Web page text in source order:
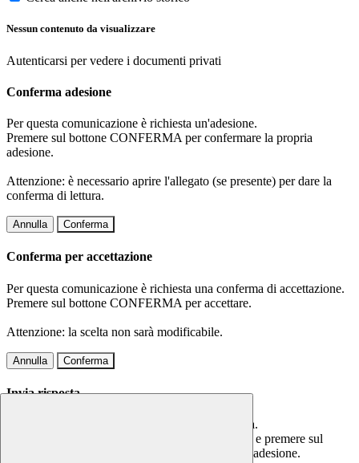
Nessun contenuto da visualizzare
Autenticarsi per vedere i documenti privati
Conferma adesione
Per questa comunicazione è richiesta un'adesione.
Premere sul bottone CONFERMA per confermare la propria
adesione.
Attenzione: è necessario aprire l'allegato (se presente) per dare la
conferma di lettura.
Annulla Conferma
Conferma per accettazione
Per questa comunicazione è richiesta una conferma di accettazione.
Premere sul bottone CONFERMA per accettare.
Attenzione: la scelta non sarà modificabile.
Annulla Conferma
Invia risposta
Per questa comunicazione è richiesta una risposta.
Scrivere la risposta nel campo di testo sottostante e premere sul
bottone CONFERMA per confermare la propria adesione.